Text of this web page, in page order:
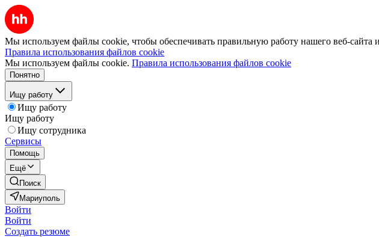
Мы используем файлы cookie, чтобы обеспечивать правильную работу нашего веб-сайта
Правила использования файлов cookie
Мы используем файлы cookie. Правила использования файлов cookie
Понятно
Ищу работу
Ищу работу
Ищу работу
Ищу сотрудника
Сервисы
Помощь
Ещё
Поиск
Мариуполь
Войти
Войти
Создать резюме